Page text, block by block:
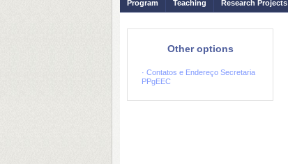
Program Teaching Research Projects
Other options
· Contatos e Endereço Secretaria
PPgEEC